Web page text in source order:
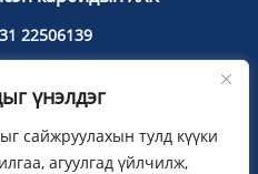
22506139
дүүрэг, Тайшаны зам, Олон
хүрээлэн, 215, 1-р
үнэлдэг
сайжруулахын тулд күүки
агуулгад үйлчилж,